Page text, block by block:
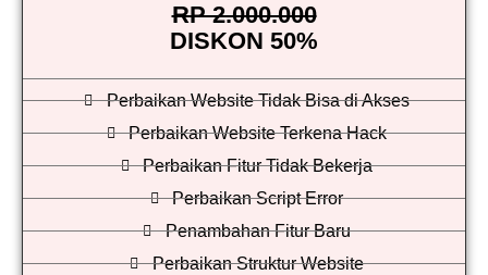
RP 2.000.000
DISKON 50%
Perbaikan Website Tidak Bisa di Akses
Perbaikan Website Terkena Hack
Perbaikan Fitur Tidak Bekerja
Perbaikan Script Error
Penambahan Fitur Baru
Perbaikan Struktur Website